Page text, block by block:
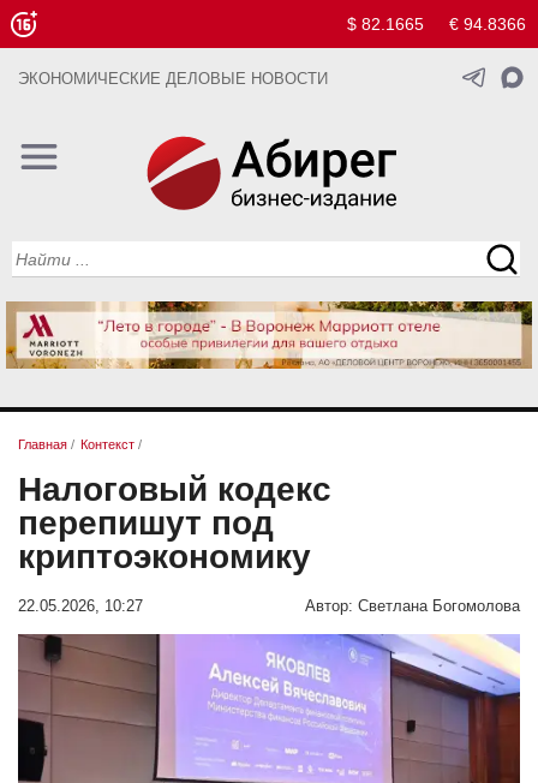
$ 82.1665 € 94.8366
ЭКОНОМИЧЕСКИЕ ДЕЛОВЫЕ НОВОСТИ
Главная / Контекст /
Налоговый кодекс
перепишут под
криптоэкономику
22.05.2026, 10:27 Автор: Светлана Богомолова